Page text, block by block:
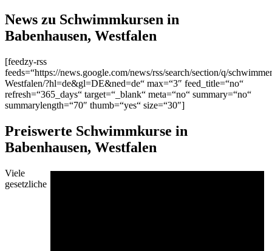
News zu Schwimmkursen in
Babenhausen, Westfalen
[feedzy-rss
feeds=“https://news.google.com/news/rss/search/section/q/
Westfalen/?hl=de&gl=DE&ned=de“ max=“3″ feed_title=“no“
refresh=“365_days“ target=“_blank“ meta=“no“ summary=“no“
summarylength=“70″ thumb=“yes“ size=“30″]
Preiswerte Schwimmkurse in
Babenhausen, Westfalen
Viele
gesetzliche